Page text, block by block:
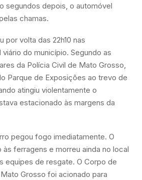
segundos depois, o automóvel
chamas.
por volta das 22h10 nas
do município. Segundo as
da Polícia Civil de Mato Grosso,
Parque de Exposições ao trevo de
atingiu violentamente o
estacionado às margens da
pegou fogo imediatamente. O
ferragens e morreu ainda no local
equipes de resgate. O Corpo de
Grosso foi acionado para